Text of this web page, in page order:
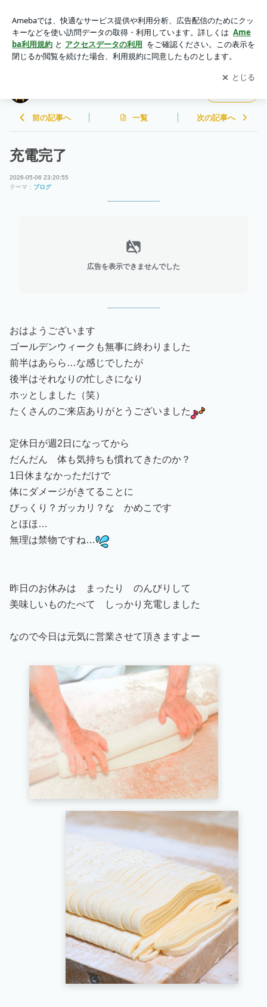
アプリをダウンロードして ブログの更新通知
を受け取りまし
ょう。
開く
前の記事へ 一覧 次の記事へ
充電完了
2026-05-06 23:20:55
テーマ： ブログ
広告を表示できませんでした
おはようございます
ゴールデンウィークも無事に終わりました
前半はあらら…な感じでしたが
後半はそれなりの忙しさになり
ホッとしました（笑）
たくさんのご来店ありがとうございました
定休日が週2日になってから
だんだん 体も気持ちも慣れてきたのか？
1日休まなかっただけで
体にダメージがきてることに
びっくり？ガッカリ？な かめこです
とほほ…
無理は禁物ですね…
昨日のお休みは まったり のんびりして
美味しいものたべて しっかり充電しました
なので今日は元気に営業させて頂きますよー